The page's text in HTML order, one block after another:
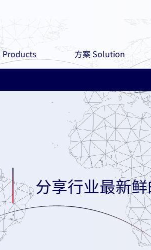
Products 方案 Solution
分享行业最新